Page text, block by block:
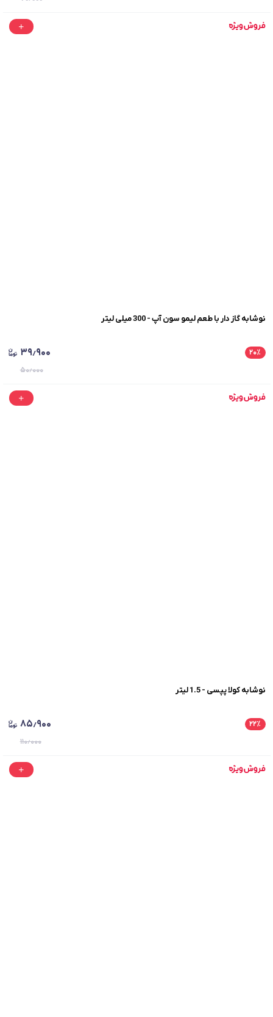
نوشابه گاز دار با طعم لیمو سون آپ - 300 میلی لیتر
۲۰٪ ۳۹٫۹۰۰
۵۰٫۰۰۰
نوشابه کولا پپسی - 1.5 لیتر
۲۲٪ ۸۵٫۹۰۰
۱۱۰٫۰۰۰